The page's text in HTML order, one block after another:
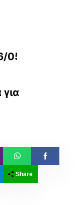
05/28/
για
Share